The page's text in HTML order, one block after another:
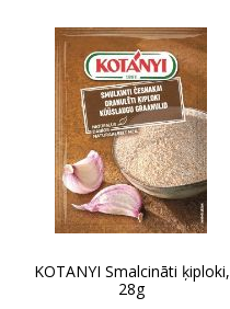
KOTANYI Smalcināti ķiploki,
28g